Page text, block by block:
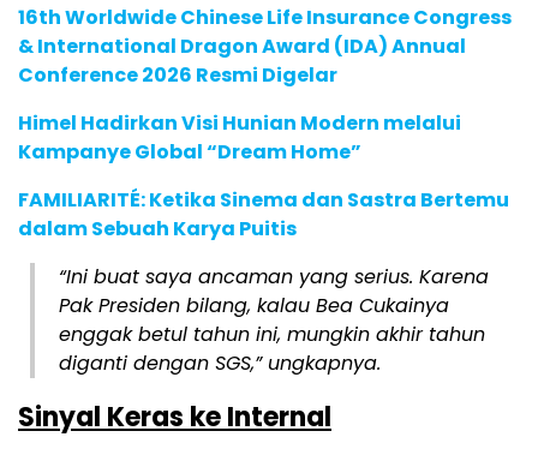
16th Worldwide Chinese Life Insurance Congress
& International Dragon Award (IDA) Annual
Conference 2026 Resmi Digelar
Himel Hadirkan Visi Hunian Modern melalui
Kampanye Global “Dream Home”
FAMILIARITÉ: Ketika Sinema dan Sastra Bertemu
dalam Sebuah Karya Puitis
“Ini buat saya ancaman yang serius. Karena
Pak Presiden bilang, kalau Bea Cukainya
enggak betul tahun ini, mungkin akhir tahun
diganti dengan SGS,” ungkapnya.
Sinyal Keras ke Internal